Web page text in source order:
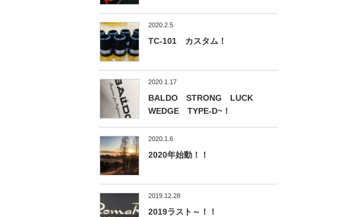
2020.2.5
TC-101 カスタム！
2020.1.17
BALDO STRONG LUCK
WEDGE TYPE-D~！
2020.1.6
2020年始動！！
2019.12.28
2019ラスト～！！